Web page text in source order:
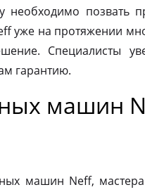
позвать
уже на протяжении
Специалисты
гарантию.
машин
машин Neff,